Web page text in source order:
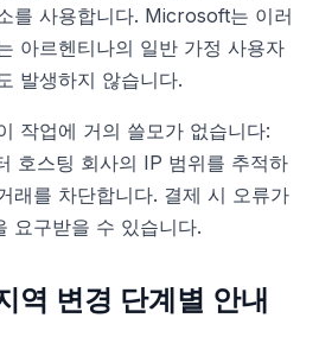
를 사용합니다. Microsoft는 이러
아르헨티나의 일반 가정 사용자
발생하지 않습니다.
작업에 거의 쓸모가 없습니다:
호스팅 회사의 IP 범위를 추적하
래를 차단합니다. 결제 시 오류가
요구받을 수 있습니다.
역 변경 단계별 안내